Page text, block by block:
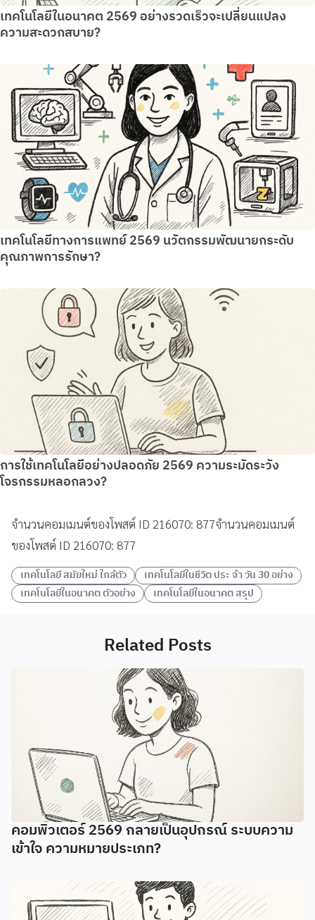
เทคโนโลยีในอนาคต 2569 อย่างรวดเร็วจะเปลี่ยนแปลง
ความสะดวกสบาย?
เทคโนโลยีทางการแพทย์ 2569 นวัตกรรมพัฒนายกระดับ
คุณภาพการรักษา?
การใช้เทคโนโลยีอย่างปลอดภัย 2569 ความระมัดระวัง
โจรกรรมหลอกลวง?
จำนวนคอมเมนต์ของโพสต์ ID 216070: 877จำนวนคอมเมนต์
ของโพสต์ ID 216070: 877
เทคโนโลยี สมัยใหม่ ใกล้ตัว
เทคโนโลยีในชีวิต ประ จํา วัน 30 อย่าง
เทคโนโลยีในอนาคต ตัวอย่าง
เทคโนโลยีในอนาคต สรุป
Related Posts
คอมพิวเตอร์ 2569 กลายเป็นอุปกรณ์ ระบบความ
เข้าใจ ความหมายประเภท?